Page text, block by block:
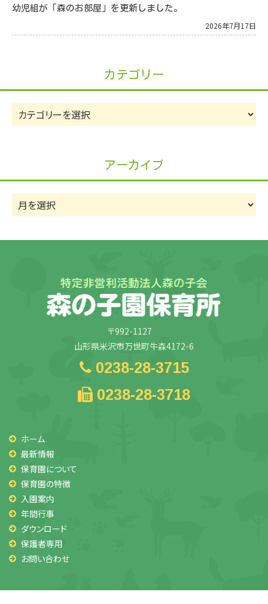
幼児組が「森のお部屋」を更新しました。
2026年7月17日
カテゴリー
カ
テ
アーカイブ
ー
〒992-1127
山形県米沢市万世町牛森4172-6
0238-28-3715
0238-28-3718
ホーム
最新情報
保育園について
保育園の特徴
入園案内
年間行事
ダウンロード
保護者専用
お問い合わせ